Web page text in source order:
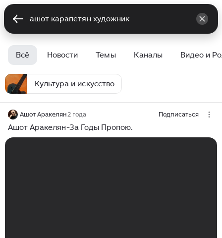
Всё Новости Темы Каналы Видео и
Культура и искусство
Ашот Аракелян2 года Подписаться
Ашот Аракелян-За Годы Пропою.